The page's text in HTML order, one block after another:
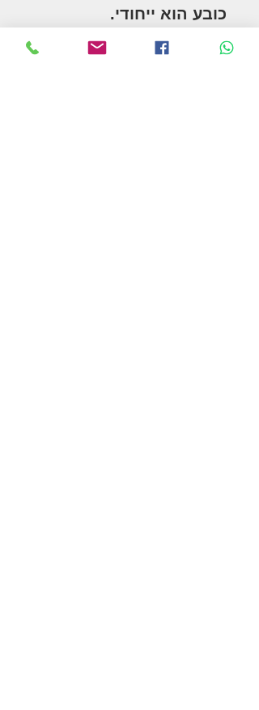
כובע הוא ייחודי.
-חורי חיבור לחוטים בנויים